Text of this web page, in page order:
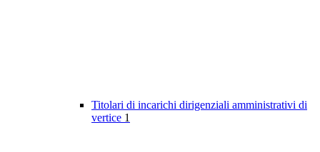
Titolari di incarichi dirigenziali amministrativi di
vertice 1